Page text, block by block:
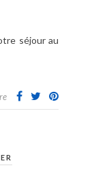
séjour au